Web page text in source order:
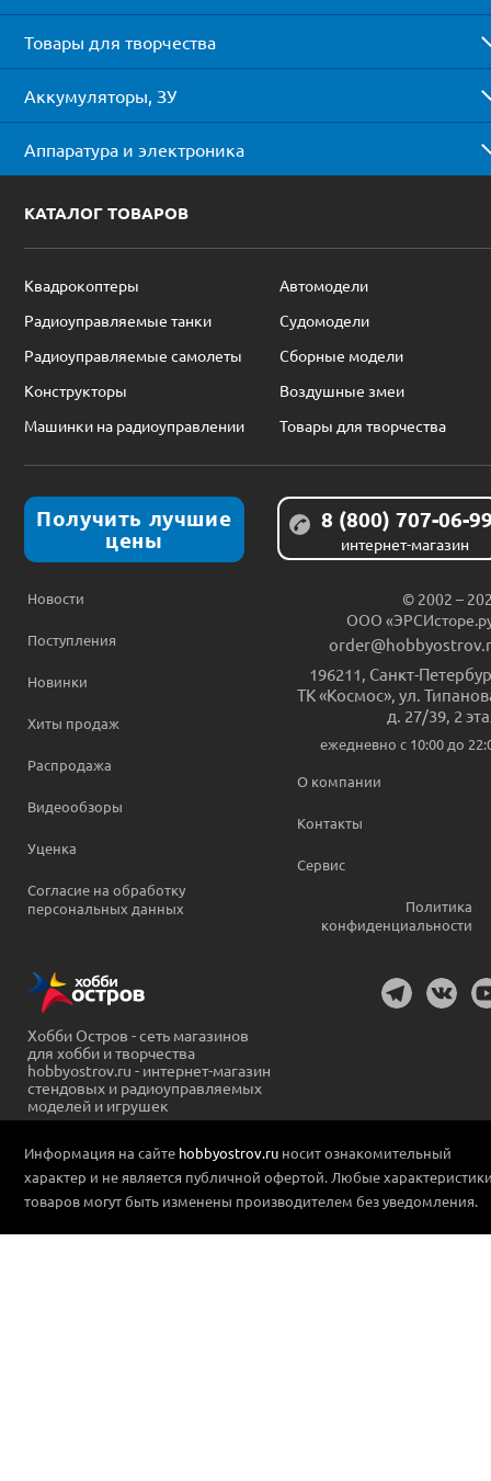
Товары для творчества
Аккумуляторы, ЗУ
Аппаратура и электроника
КАТАЛОГ ТОВАРОВ
Квадрокоптеры
Автомодели
Радиоуправляемые танки
Судомодели
Радиоуправляемые самолеты
Сборные модели
Конструкторы
Воздушные змеи
Машинки на радиоуправлении
Товары для творчества
Получить лучшие
цены
8 (800) 707-06-
интернет-магазин
Новости
Поступления
Новинки
Хиты продаж
Распродажа
Видеообзоры
Уценка
Согласие на обработку
персональных данных
© 2002 –
ООО
196211 Санкт-
ТК «Космос», ул.
д. 27/39, 2
ежедневно c 10:00 до
О компании
Контакты
Сервис
Политика
конфиденциальности
Хобби Остров - сеть магазинов
для хобби и творчества
hobbyostrov.ru - интернет-магазин
стендовых и радиоуправляемых
моделей и игрушек
Информация на сайте hobbyostrov.ru носит ознакомительный
характер и не является публичной офертой. Любые
товаров могут быть изменены производителем без уведомления.